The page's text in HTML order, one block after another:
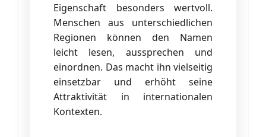
Eigenschaft besonders wertvoll.
Menschen aus unterschiedlichen
Regionen können den Namen
leicht lesen, aussprechen und
einordnen. Das macht ihn vielseitig
einsetzbar und erhöht seine
Attraktivität in internationalen
Kontexten.